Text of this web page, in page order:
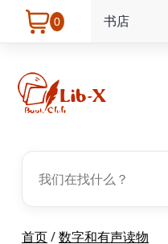
0 书店
首页/数字和有声读物